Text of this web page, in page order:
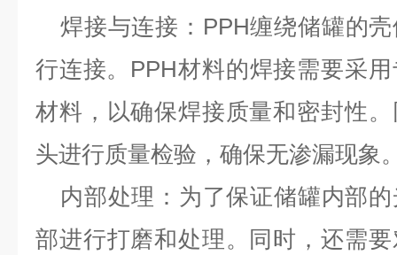
焊接与连接： PPH缠绕储罐的
行连接。PPH材料的焊接需要采
材料，以确保焊接质量和密封性
头进行质量检验，确保无渗漏现象
内部处理：为了保证储罐内部
部进行打磨和处理。同时，还需